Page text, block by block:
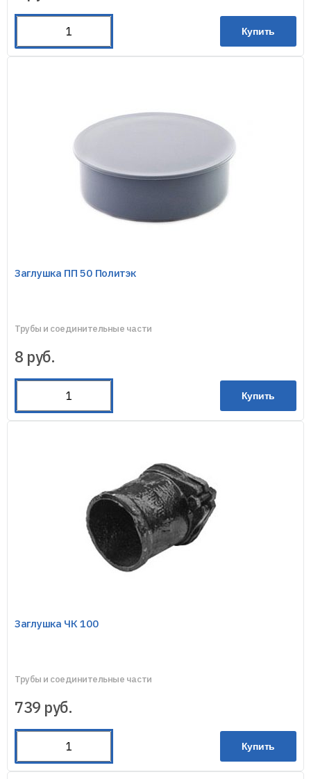
Купить
Заглушка ПП 50 Политэк
Трубы и соединительные части
8 руб.
Купить
Заглушка ЧК 100
Трубы и соединительные части
739 руб.
Купить